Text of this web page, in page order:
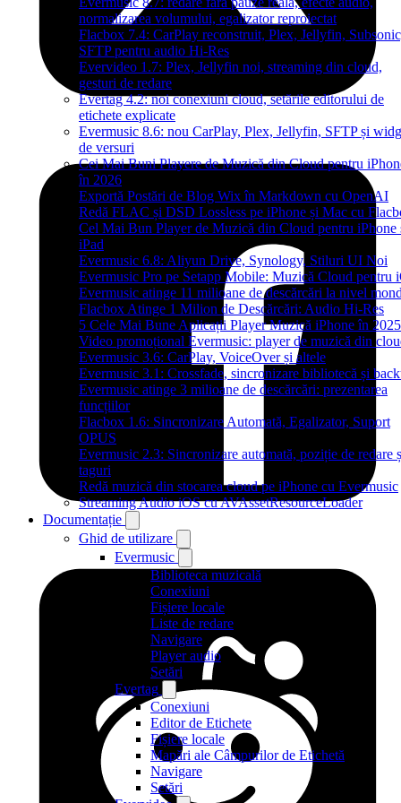
normalizarea volumului, egalizator reproiectat
Flacbox 7.4: CarPlay reconstruit, Plex, Jellyfin,
SFTP pentru audio Hi-Res
Evervideo 1.7: Plex, Jellyfin noi, streaming din cloud,
gesturi de redare
Evertag 4.2: noi conexiuni cloud, setările editorului de
etichete explicate
Evermusic 8.6: nou CarPlay, Plex, Jellyfin, SFTP și
de versuri
Cei Mai Buni Playere de Muzică din Cloud pentru
în 2026
Exportă Postări de Blog Wix în Markdown cu OpenAI
Redă FLAC și DSD Lossless pe iPhone și Mac cu
Cel Mai Bun Player de Muzică din Cloud pentru iPhone
iPad
Evermusic 6.8: Aliyun Drive, Synology, Stiluri UI Noi
Evermusic Pro pe Setapp Mobile: Muzică Cloud pentru
Evermusic atinge 11 milioane de descărcări la nivel
Flacbox Atinge 1 Milion de Descărcări: Audio Hi-Res
5 Cele Mai Bune Aplicații Player Muzică iPhone în 2025
Video promoțional Evermusic: player de muzică din
Evermusic 3.6: CarPlay, VoiceOver și altele
Evermusic 3.1: Crossfade, sincronizare bibliotecă și
Evermusic atinge 3 milioane de descărcări: prezentarea
funcțiilor
Flacbox 1.6: Sincronizare Automată, Egalizator, Suport
OPUS
Evermusic 2.3: Sincronizare automată, poziție de redare
taguri
Redă muzică din stocarea cloud pe iPhone cu Evermusic
Streaming Audio iOS cu AVAssetResourceLoader
Documentație
Ghid de utilizare
Evermusic
Biblioteca muzicală
Conexiuni
Fișiere locale
Liste de redare
Navigare
Player audio
Setări
Evertag
Conexiuni
Editor de Etichete
Fișiere locale
Mapări ale Câmpurilor de Etichetă
Navigare
Setări